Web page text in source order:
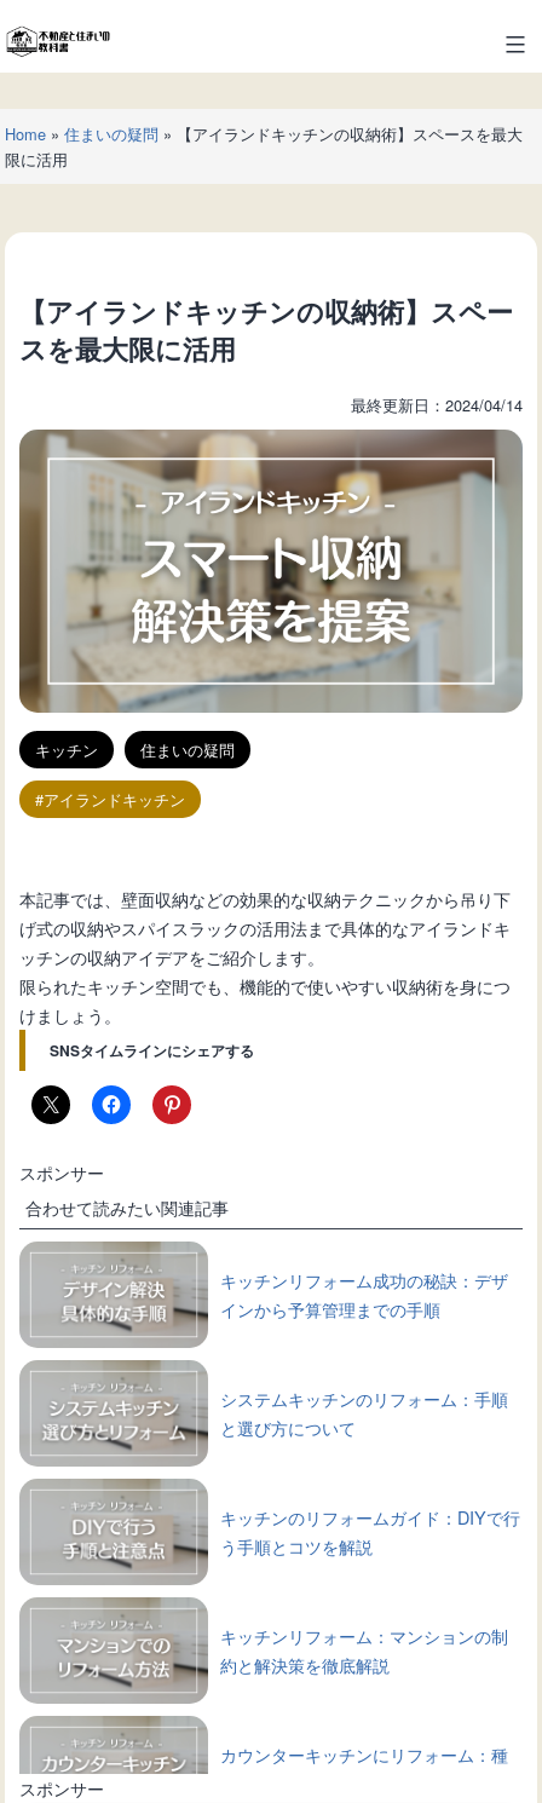
ン
テ
ツ
へ
ス
ッ
不
動
産
と
住
の
Home» 住まいの疑問 »
【アイランドキッチンの収納術】スペースを最大
限に活用
【アイランドキッチンの収納術】スペー
スを最大限に活用
最終更新日：2024/04/14
キッチン 住まいの疑問
アイランドキッチン
本記事では、壁面収納などの効果的な収納テクニックから吊り下
げ式の収納やスパイスラックの活用法まで具体的なアイランドキ
ッチンの収納アイデアをご紹介します。
限られたキッチン空間でも、機能的で使いやすい収納術を身につ
けましょう。
SNSタイムラインにシェアする
スポンサー
合わせて読みたい関連記事
キッチンリフォーム成功の秘訣：デザ
インから予算管理までの手順
システムキッチンのリフォーム：手順
と選び方について
キッチンのリフォームガイド：DIYで行
う手順とコツを解説
キッチンリフォーム：マンションの制
約と解決策を徹底解説
カウンターキッチンにリフォーム：種
スポンサー